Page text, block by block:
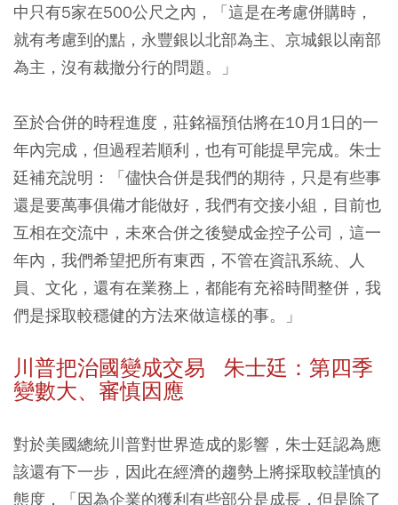
中只有5家在500公尺之內，「這是在考慮併購時，
就有考慮到的點，永豐銀以北部為主、京城銀以南部
為主，沒有裁撤分行的問題。」
至於合併的時程進度，莊銘福預估將在10月1日的一
年內完成，但過程若順利，也有可能提早完成。朱士
廷補充說明：「儘快合併是我們的期待，只是有些事
還是要萬事俱備才能做好，我們有交接小組，目前也
互相在交流中，未來合併之後變成金控子公司，這一
年內，我們希望把所有東西，不管在資訊系統、人
員、文化，還有在業務上，都能有充裕時間整併，我
們是採取較穩健的方法來做這樣的事。」
川普把治國變成交易 朱士廷：第四季
變數大、審慎因應
對於美國總統川普對世界造成的影響，朱士廷認為應
該還有下一步，因此在經濟的趨勢上將採取較謹慎的
態度，「因為企業的獲利有些部分是成長，但是除了